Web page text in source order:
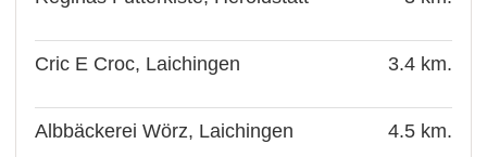
Cric E Croc, Laichingen 3.4 km.
Albbäckerei Wörz, Laichingen 4.5 km.